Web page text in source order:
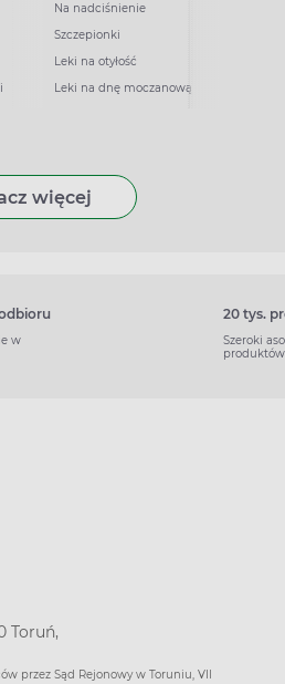
Na nadciśnienie
Szczepionki
Leki na otyłość
Leki na dnę moczanową
więcej
w
20 tys.
Szeroki
produktów
Toruń,
przez Sąd Rejonowy w Toruniu, VII